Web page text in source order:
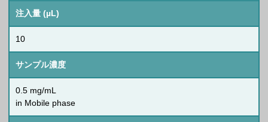
注入量 (µL)
10
サンプル濃度
0.5 mg/mL
in Mobile phase